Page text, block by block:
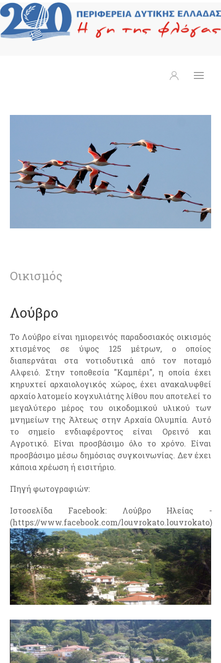
Οικισμός
Λούβρο
Το Λούβρο είναι ημιορεινός παραδοσιακός οικισμός
χτισμένος σε ύψος 125 μέτρων, ο οποίος
διαπερνάται στα νοτιοδυτικά από τον ποταμό
Αλφειό. Στην τοποθεσία "Καμπέρι", η οποία έχει
κηρυχτεί αρχαιολογικός χώρος, έχει ανακαλυφθεί
αρχαίο λατομείο κογχυλιάτης λίθου που αποτελεί το
μεγαλύτερο μέρος του οικοδομικού υλικού των
μνημείων της Άλτεως στην Αρχαία Ολυμπία. Αυτό
το σημείο ενδιαφέροντος είναι Ορεινό και
Αγροτικό. Είναι προσβάσιμο όλο το χρόνο. Είναι
προσβάσιμο μέσω δημόσιας συγκοινωνίας. Δεν έχει
κάποια χρέωση ή εισιτήριο.
Πηγή φωτογραφιών:
Ιστοσελίδα Facebook: Λούβρο Ηλείας -
(https://www.facebook.com/louvrokato.louvrokato)